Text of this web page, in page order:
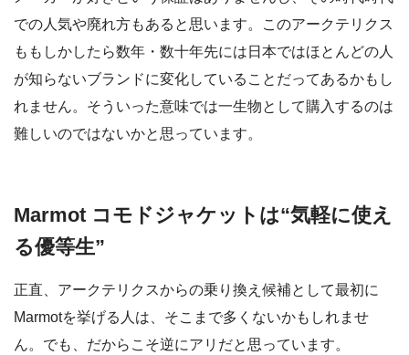
での人気や廃れ方もあると思います。このアークテリクス
ももしかしたら数年・数十年先には日本ではほとんどの人
が知らないブランドに変化していることだってあるかもし
れません。そういった意味では一生物として購入するのは
難しいのではないかと思っています。
Marmot コモドジャケットは“気軽に使え
る優等生”
正直、アークテリクスからの乗り換え候補として最初に
Marmotを挙げる人は、そこまで多くないかもしれませ
ん。でも、だからこそ逆にアリだと思っています。